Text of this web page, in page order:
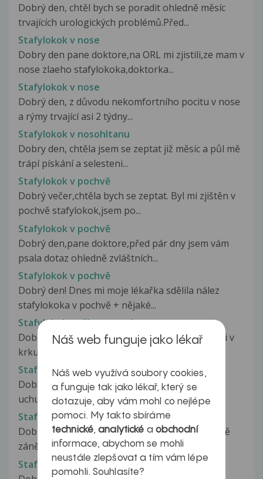
Dobrý den, chtěl bych se poradit ohledně měsíc
trvajících urologických problémů.Před...
Stafylokok v nose
Dobry den pane doktore,na ORL mi zjistili,ze mam v
nose zlaeho stafylokoka,doktorka...
Stafylokok v nose
Dobrý den, z důvodu nekomfortního pocitu v nose
a rýmy trvající asi 2 týdny...
Stafylokok v nosohltanu
Dobry den, chtěla jsem se zeptat již měsíc a půl mě
trápí pískání a selesteni...
Stafylokok v pochvě
Dobrý večer,chtěla bych se zeptat. Byl mi zjištěn v
pochvě stafylokok,jsem po...
Stafylokok v pochvě
Dobrý den,pane doktore,před pár dny jsem vám
psala dotaz ohledně zvláštních...
Stafylokok v pochvě
Dobrý den! Dnes mi moje lékařka sdělila nález
stafylokoka v pochvě + nějaké...
Stafylokok v těhotenství
Dobrý den. Chtěla bych se zeptat, když mi zjistili v
krku stafylokoka a jsem...
Stafylokok v uchu
Dobrý den, již cca. 3 měsíce mám stafylokoka v
uchu dle posledních stěrů (streptokok...
Stafylokok v uchu
Dobrý den, již asi 3 měsíce mám pravděpodobně
zánět zevního zkukovodu. Projevuje...
Stafylokok zlaty
Náš web funguje jako lékař
Náš web využívá soubory cookies,
a funguje tak jako lékař, který se
dotazuje, aby vám mohl co nejlépe
pomoci. My takto sbíráme
technické,analytické a obchodní
informace, abychom se mohli
neustále zlepšovat a tím vám lépe
pomohli. Souhlasíte?